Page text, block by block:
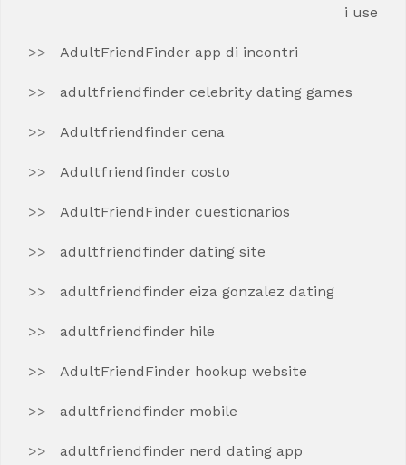
i use
AdultFriendFinder app di incontri
adultfriendfinder celebrity dating games
Adultfriendfinder cena
Adultfriendfinder costo
AdultFriendFinder cuestionarios
adultfriendfinder dating site
adultfriendfinder eiza gonzalez dating
adultfriendfinder hile
AdultFriendFinder hookup website
adultfriendfinder mobile
adultfriendfinder nerd dating app